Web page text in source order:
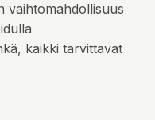
vaihtomahdollisuus
kaikki tarvittavat